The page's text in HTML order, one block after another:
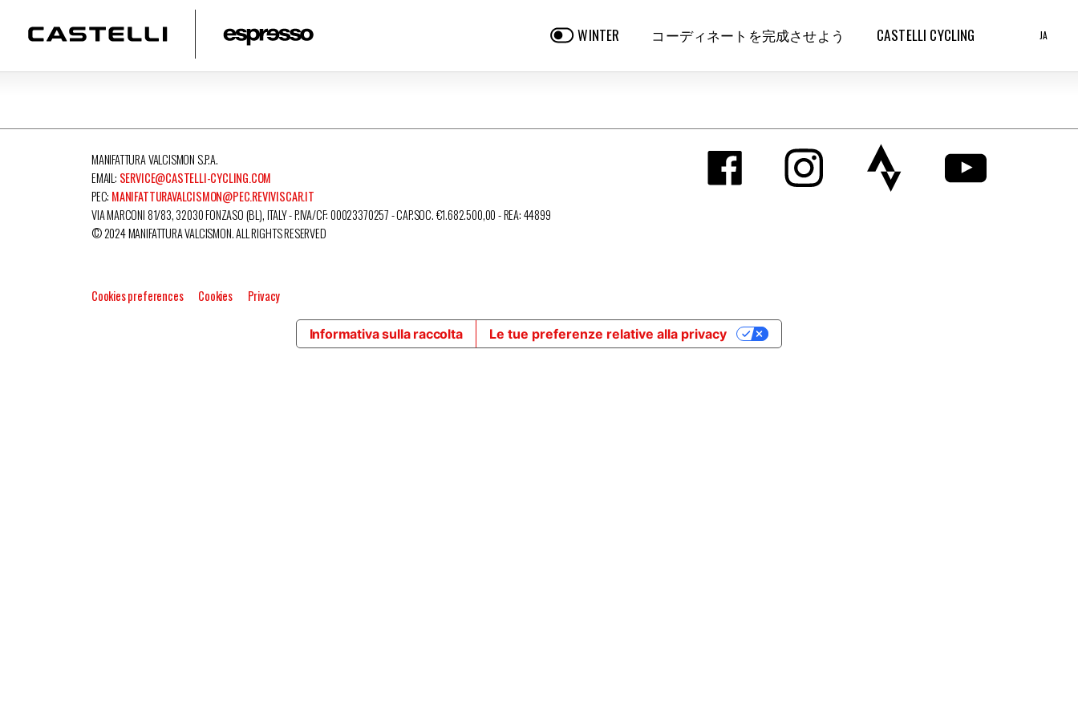
WINTER コーディネートを完成させよう CASTELLI CYCLING JA
MANIFATTURA VALCISMON S.P.A.
EMAIL: SERVICE@CASTELLI-CYCLING.COM
PEC: MANIFATTURAVALCISMON@PEC.REVIVISCAR.IT
VIA MARCONI 81/83, 32030 FONZASO (BL), ITALY - P.IVA/CF: 00023370257 - CAP.SOC. €1.682.500,00 - REA: 44899
© 2024 MANIFATTURA VALCISMON. ALL RIGHTS RESERVED
Cookies preferences Cookies Privacy
Informativa sulla raccolta Le tue preferenze relative alla privacy